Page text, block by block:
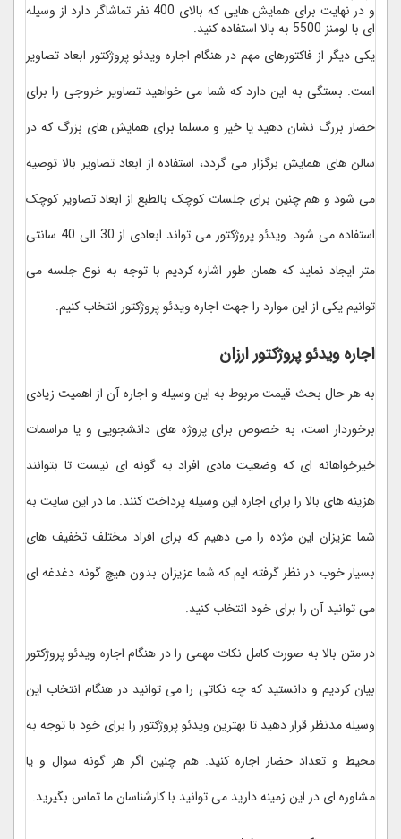
و در نهایت برای همایش هایی که بالای 400 نفر تماشاگر دارد از وسیله
ای با لومنز 5500 به بالا استفاده کنید.
یکی دیگر از فاکتورهای مهم در هنگام اجاره ویدئو پروژکتور ابعاد تصاویر
است. بستگی به این دارد که شما می خواهید تصاویر خروجی را برای
حضار بزرگ نشان دهید یا خیر و مسلما برای همایش های بزرگ که در
سالن های همایش برگزار می گردد، استفاده از ابعاد تصاویر بالا توصیه
می شود و هم چنین برای جلسات کوچک بالطبع از ابعاد تصاویر کوچک
استفاده می شود. ویدئو پروژکتور می تواند ابعادی از 30 الی 40 سانتی
متر ایجاد نماید که همان طور اشاره کردیم با توجه به نوع جلسه می
توانیم یکی از این موارد را جهت اجاره ویدئو پروژکتور انتخاب کنیم.
اجاره ویدئو پروژکتور ارزان
به هر حال بحث قیمت مربوط به این وسیله و اجاره آن از اهمیت زیادی
برخوردار است، به خصوص برای پروژه های دانشجویی و یا مراسمات
خیرخواهانه ای که وضعیت مادی افراد به گونه ای نیست تا بتوانند
هزینه های بالا را برای اجاره این وسیله پرداخت کنند. ما در این سایت به
شما عزیزان این مژده را می دهیم که برای افراد مختلف تخفیف های
بسیار خوب در نظر گرفته ایم که شما عزیزان بدون هیچ گونه دغدغه ای
می توانید آن را برای خود انتخاب کنید.
در متن بالا به صورت کامل نکات مهمی را در هنگام اجاره ویدئو پروژکتور
بیان کردیم و دانستید که چه نکاتی را می توانید در هنگام انتخاب این
وسیله مدنظر قرار دهید تا بهترین ویدئو پروژکتور را برای خود با توجه به
محیط و تعداد حضار اجاره کنید. هم چنین اگر هر گونه سوال و یا
مشاوره ای در این زمینه دارید می توانید با کارشناسان ما تماس بگیرید.